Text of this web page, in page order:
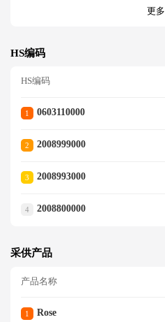
更多
HS编码
HS编码
1 0603110000
2 2008999000
3 2008993000
4 2008800000
采供产品
产品名称
1 Rose